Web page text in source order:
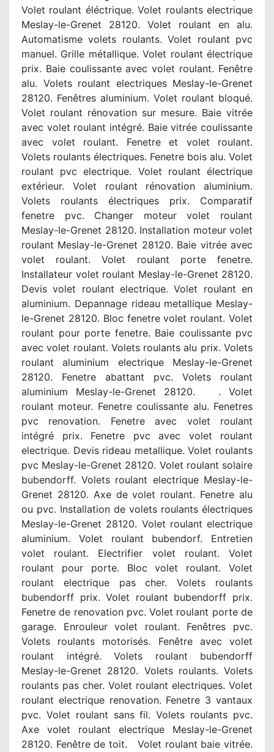
Volet roulant éléctrique. Volet roulants electrique
Meslay-le-Grenet 28120. Volet roulant en alu.
Automatisme volets roulants. Volet roulant pvc
manuel. Grille métallique. Volet roulant électrique
prix. Baie coulissante avec volet roulant. Fenêtre
alu. Volets roulant electriques Meslay-le-Grenet
28120. Fenêtres aluminium. Volet roulant bloqué.
Volet roulant rénovation sur mesure. Baie vitrée
avec volet roulant intégré. Baie vitrée coulissante
avec volet roulant. Fenetre et volet roulant.
Volets roulants électriques. Fenetre bois alu. Volet
roulant pvc electrique. Volet roulant électrique
extérieur. Volet roulant rénovation aluminium.
Volets roulants électriques prix. Comparatif
fenetre pvc. Changer moteur volet roulant
Meslay-le-Grenet 28120. Installation moteur volet
roulant Meslay-le-Grenet 28120. Baie vitrée avec
volet roulant. Volet roulant porte fenetre.
Installateur volet roulant Meslay-le-Grenet 28120.
Devis volet roulant electrique. Volet roulant en
aluminium. Depannage rideau metallique Meslay-
le-Grenet 28120. Bloc fenetre volet roulant. Volet
roulant pour porte fenetre. Baie coulissante pvc
avec volet roulant. Volets roulants alu prix. Volets
roulant aluminium electrique Meslay-le-Grenet
28120. Fenetre abattant pvc. Volets roulant
aluminium Meslay-le-Grenet 28120. . Volet
roulant moteur. Fenetre coulissante alu. Fenetres
pvc renovation. Fenetre avec volet roulant
intégré prix. Fenetre pvc avec volet roulant
electrique. Devis rideau metallique. Volet roulants
pvc Meslay-le-Grenet 28120. Volet roulant solaire
bubendorff. Volets roulant electrique Meslay-le-
Grenet 28120. Axe de volet roulant. Fenetre alu
ou pvc. Installation de volets roulants électriques
Meslay-le-Grenet 28120. Volet roulant electrique
aluminium. Volet roulant bubendorf. Entretien
volet roulant. Electrifier volet roulant. Volet
roulant pour porte. Bloc volet roulant. Volet
roulant electrique pas cher. Volets roulants
bubendorff prix. Volet roulant bubendorff prix.
Fenetre de renovation pvc. Volet roulant porte de
garage. Enrouleur volet roulant. Fenêtres pvc.
Volets roulants motorisés. Fenêtre avec volet
roulant intégré. Volets roulant bubendorff
Meslay-le-Grenet 28120. Volets roulants. Volets
roulants pas cher. Volet roulant electriques. Volet
roulant electrique renovation. Fenetre 3 vantaux
pvc. Volet roulant sans fil. Volets roulants pvc.
Axe volet roulant electrique Meslay-le-Grenet
28120. Fenêtre de toit. Volet roulant baie vitrée.